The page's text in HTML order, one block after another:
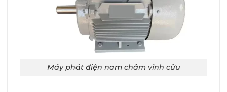
Máy phát điện nam châm vĩnh cửu